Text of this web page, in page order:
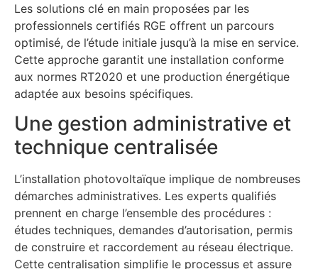
Les solutions clé en main proposées par les
professionnels certifiés RGE offrent un parcours
optimisé, de l’étude initiale jusqu’à la mise en service.
Cette approche garantit une installation conforme
aux normes RT2020 et une production énergétique
adaptée aux besoins spécifiques.
Une gestion administrative et
technique centralisée
L’installation photovoltaïque implique de nombreuses
démarches administratives. Les experts qualifiés
prennent en charge l’ensemble des procédures :
études techniques, demandes d’autorisation, permis
de construire et raccordement au réseau électrique.
Cette centralisation simplifie le processus et assure